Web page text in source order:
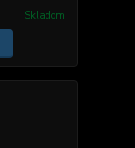
Skladom